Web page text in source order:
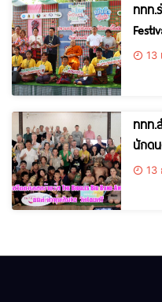
ททท.
ประเ
13
ททท.
นักดน
13